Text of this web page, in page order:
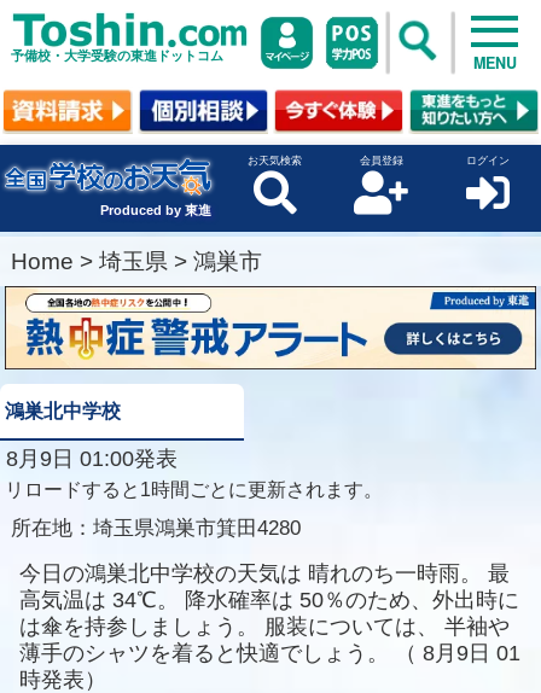
予備校・大学受験の東進ドットコム MENU
Produced by 東進
お天気検索 会員登録 ログイン
Home > 埼玉県 > 鴻巣市
鴻巣北中学校
8月9日 01:00発表
リロードすると1時間ごとに更新されます。
所在地： 埼玉県鴻巣市箕田4280
今日の鴻巣北中学校の天気は 晴れのち一時雨。
最
高気温は 34℃。 降水確率は 50％のため、外出時に
は傘を持参しましょう。
服装については、
半袖や
薄手のシャツを着ると快適でしょう。
（ 8月9日 01
時発表）